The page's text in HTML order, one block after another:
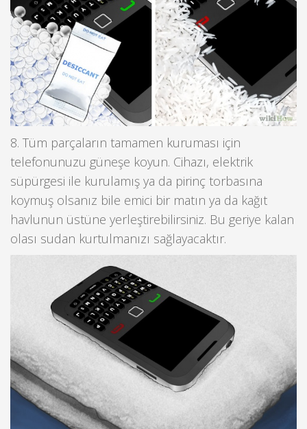
8. Tüm parçaların tamamen kuruması için
telefonunuzu güneşe koyun. Cihazı, elektrik
süpürgesi ile kurulamış ya da pirinç torbasına
koymuş olsanız bile emici bir matın ya da kağıt
havlunun üstüne yerleştirebilirsiniz. Bu geriye kalan
olası sudan kurtulmanızı sağlayacaktır.